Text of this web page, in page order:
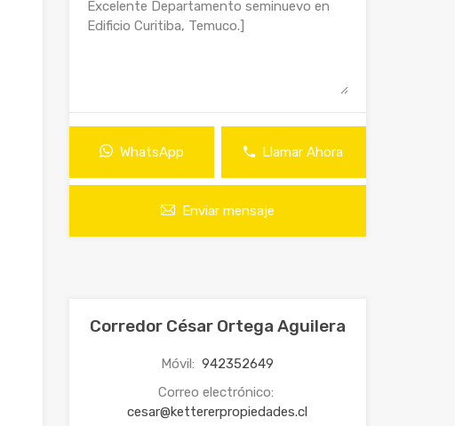
WhatsApp Llamar Ahora
Enviar mensaje
Corredor César Ortega Aguilera
Móvil: 942352649
Correo electrónico:
cesar@kettererpropiedades.cl